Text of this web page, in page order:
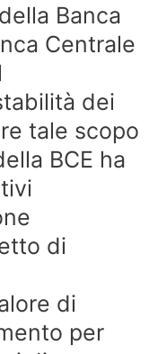
Banca
Centrale
dei
tale scopo
BCE ha
di
di
per